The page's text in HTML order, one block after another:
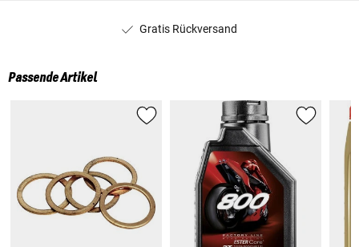
Gratis Rückversand
Passende Artikel